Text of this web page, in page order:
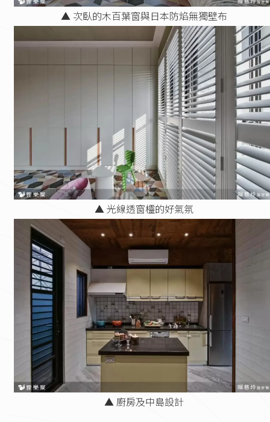
▲ 次臥的木百葉窗與日本防焰無獨壁布
▲ 光線透窗欞的好氣氛
▲ 廚房及中島設計